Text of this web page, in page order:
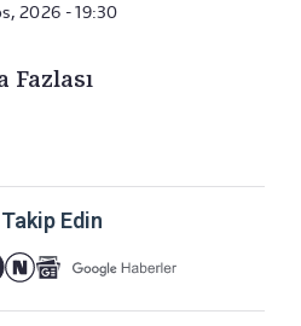
2026 - 19:30
Edin